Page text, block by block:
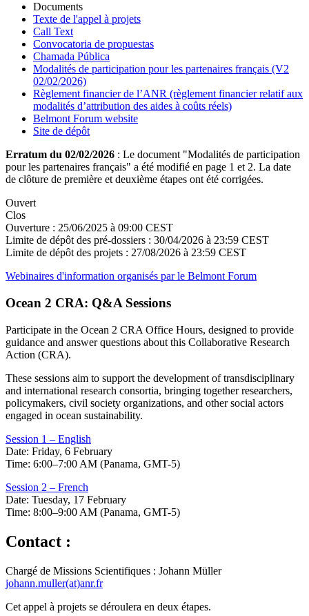
Documents
Texte de l'appel à projets
Call Text
Convocatoria de propuestas
Chamada Pública
Modalités de participation pour les partenaires français (V2
02/02/2026)
Règlement financier de l’ANR (règlement financier relatif aux
modalités d’attribution des aides à coûts réels)
Belmont Forum website
Site de dépôt
Erratum du 02/02/2026 : Le document "Modalités de participation
pour les partenaires français" a été modifié en page 1 et 2. La date
de clôture de première et deuxième étapes ont été corrigées.
Ouvert
Clos
Ouverture : 25/06/2025 à 09:00 CEST
Limite de dépôt des pré-dossiers : 30/04/2026 à 23:59 CEST
Limite de dépôt des projets : 27/08/2026 à 23:59 CEST
Webinaires d'information organisés par le Belmont Forum
Ocean 2 CRA: Q&A Sessions
Participate in the Ocean 2 CRA Office Hours, designed to provide
guidance and answer questions about this Collaborative Research
Action (CRA).
These sessions aim to support the development of transdisciplinary
and international research consortia, bringing together researchers,
policymakers, civil society organizations, and other social actors
engaged in ocean sustainability.
Session 1 – English
Date: Friday, 6 February
Time: 6:00–7:00 AM (Panama, GMT-5)
Session 2 – French
Date: Tuesday, 17 February
Time: 8:00–9:00 AM (Panama, GMT-5)
Contact :
Chargé de Missions Scientifiques : Johann Müller
johann.muller(at)anr.fr
Cet appel à projets se déroulera en deux étapes.